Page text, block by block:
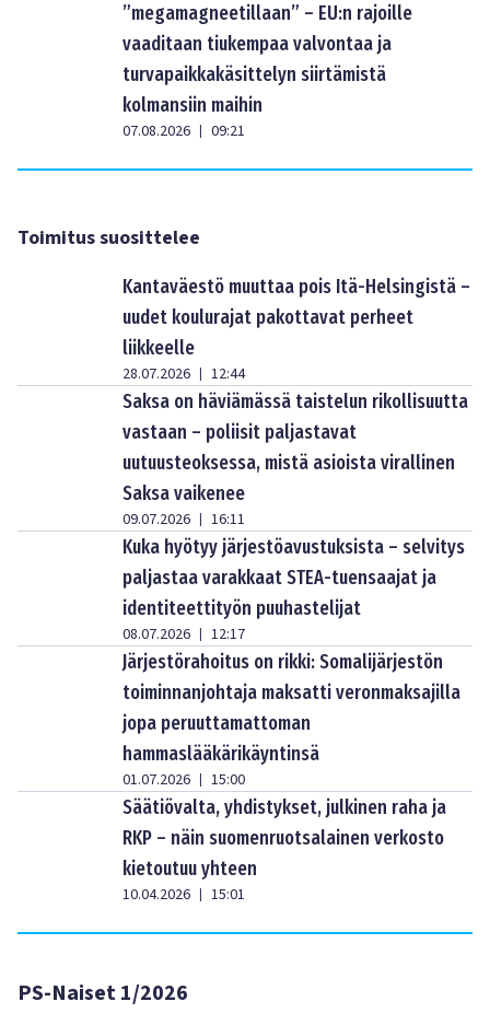
”megamagneetillaan” – EU:n rajoille
vaaditaan tiukempaa valvontaa ja
turvapaikkakäsittelyn siirtämistä
kolmansiin maihin
07.08.2026 | 09:21
Toimitus suosittelee
Kantaväestö muuttaa pois Itä-Helsingistä –
uudet koulurajat pakottavat perheet
liikkeelle
28.07.2026 | 12:44
Saksa on häviämässä taistelun rikollisuutta
vastaan – poliisit paljastavat
uutuusteoksessa, mistä asioista virallinen
Saksa vaikenee
09.07.2026 | 16:11
Kuka hyötyy järjestöavustuksista – selvitys
paljastaa varakkaat STEA-tuensaajat ja
identiteettityön puuhastelijat
08.07.2026 | 12:17
Järjestörahoitus on rikki: Somalijärjestön
toiminnanjohtaja maksatti veronmaksajilla
jopa peruuttamattoman
hammaslääkärikäyntinsä
01.07.2026 | 15:00
Säätiövalta, yhdistykset, julkinen raha ja
RKP – näin suomenruotsalainen verkosto
kietoutuu yhteen
10.04.2026 | 15:01
PS-Naiset 1/2026